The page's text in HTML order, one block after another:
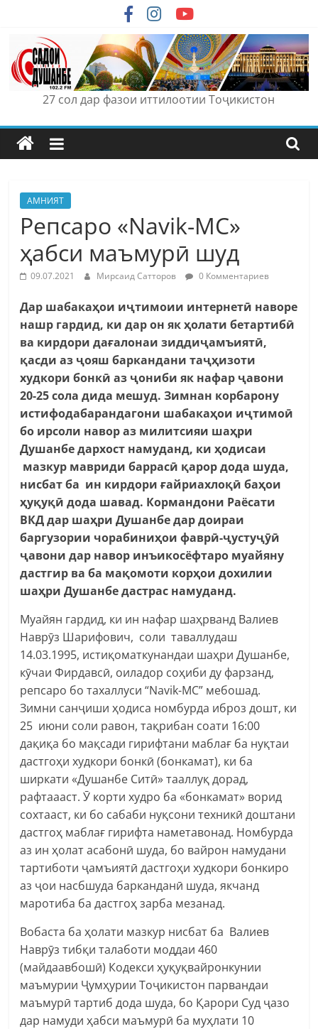
content
27 сол дар фазои иттилоотии Тоҷикистон
АМНИЯТ
Репсаро «Navik-MC»
ҳабси маъмурӣ шуд
09.07.2021 Мирсаид Сатторов 0 Комментариев
Дар шабакаҳои иҷтимоии интернетӣ наворе
нашр гардид, ки дар он як ҳолати бетартибӣ
ва кирдори дағалонаи зиддиҷамъиятӣ,
қасди аз ҷояш баркандани таҷҳизоти
худкори бонкӣ аз ҷониби як нафар ҷавони
20-25 сола дида мешуд. Зимнан корбарону
истифодабарандагони шабакаҳои иҷтимоӣ
бо ирсоли навор аз милитсияи шаҳри
Душанбе дархост намуданд, ки ҳодисаи
мазкур мавриди баррасӣ қарор дода шуда,
нисбат ба ин кирдори ғайриахлоқӣ баҳои
ҳуқуқӣ дода шавад. Кормандони Раёсати
ВКД дар шаҳри Душанбе дар доираи
баргузории чорабиниҳои фаврӣ-ҷустуҷӯӣ
ҷавони дар навор инъикосёфтаро муайяну
дастгир ва ба мақомоти корҳои дохилии
шаҳри Душанбе дастрас намуданд.
Муайян гардид, ки ин нафар шаҳрванд Валиев
Наврӯз Шарифович, соли таваллудаш
14.03.1995, истиқоматкунандаи шаҳри Душанбе,
кӯчаи Фирдавсӣ, оиладор соҳиби ду фарзанд,
репсаро бо тахаллуси “Navik-MC” мебошад.
Зимни санҷиши ҳодиса номбурда иброз дошт, ки
25 июни соли равон, тақрибан соати 16:00
дақиқа бо мақсади гирифтани маблағ ба нуқтаи
дастгоҳи худкори бонкӣ (бонкамат), ки ба
ширкати «Душанбе Ситӣ» тааллуқ дорад,
рафтаааст. Ӯ корти худро ба «бонкамат» ворид
сохтааст, ки бо сабаби нуқсони техникӣ доштани
дастгоҳ маблағ гирифта наметавонад. Номбурда
аз ин ҳолат асабонӣ шуда, бо вайрон намудани
тартиботи ҷамъиятӣ дастгоҳи худкори бонкиро
аз ҷои насбшуда барканданӣ шуда, якчанд
маротиба ба дастгоҳ зарба мезанад.
Вобаста ба ҳолати мазкур нисбат ба Валиев
Наврӯз тибқи талаботи моддаи 460
(майдаавбошӣ) Кодекси ҳуқуқвайронкунии
маъмурии Ҷумҳурии Тоҷикистон парвандаи
маъмурӣ тартиб дода шуда, бо Қарори Суд ҷазо
дар намуди ҳабси маъмурӣ ба муҳлати 10